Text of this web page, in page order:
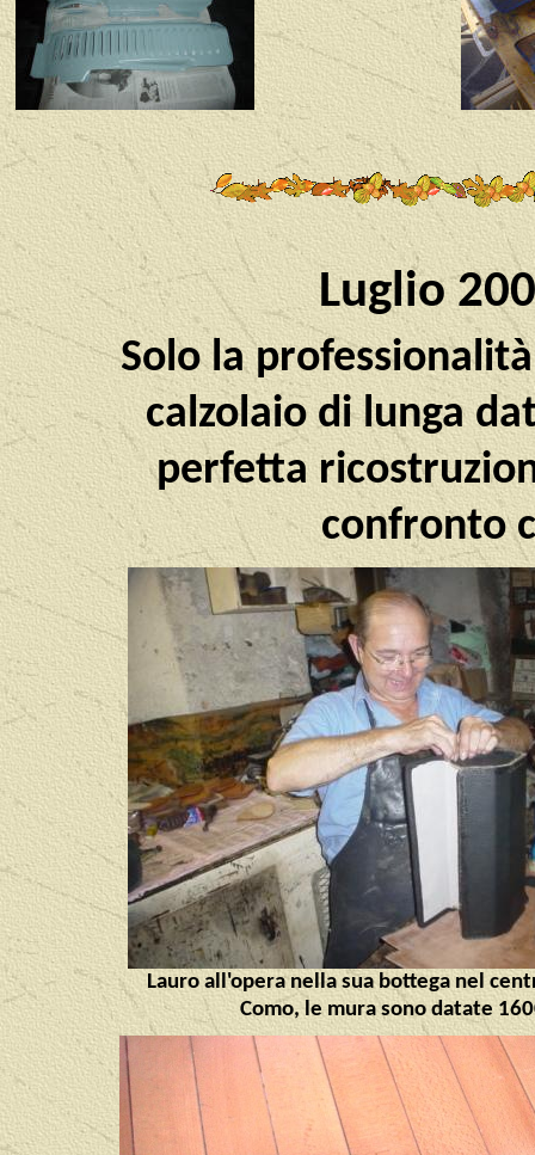
Luglio
Solo la
calzolaio di lunga
perfetta
confronto
Lauro all'opera nella sua bottega nel
Como, le mura sono datate